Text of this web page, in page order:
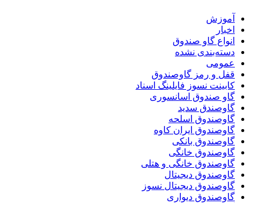
آموزش
اخبار
انواع گاو صندوق
دسته‌بندی نشده
عمومی
قفل و رمز گاوصندوق
کابینت نسوز فایلینگ اسناد
گاو صندوق اسانسوری
گاوصندق سدید
گاوصندوق اسلحه
گاوصندوق ایران کاوه
گاوصندوق بانکی
گاوصندوق خانگی
گاوصندوق خانگی و هتلی
گاوصندوق دیجیتال
گاوصندوق دیجیتال نسوز
گاوصندوق دیواری